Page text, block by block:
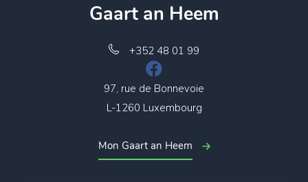
Gaart an Heem
+352 48 01 99
97, rue de Bonnevoie
L-1260 Luxembourg
Mon Gaart an Heem